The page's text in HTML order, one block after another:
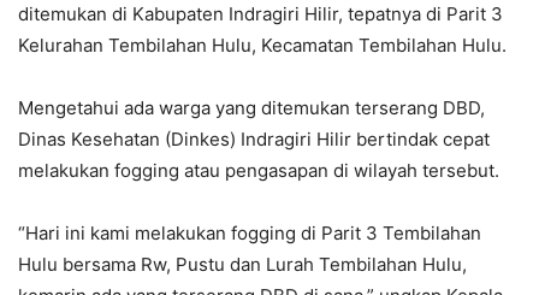
ditemukan di Kabupaten Indragiri Hilir, tepatnya di Parit 3
Kelurahan Tembilahan Hulu, Kecamatan Tembilahan Hulu.
Mengetahui ada warga yang ditemukan terserang DBD,
Dinas Kesehatan (Dinkes) Indragiri Hilir bertindak cepat
melakukan fogging atau pengasapan di wilayah tersebut.
“Hari ini kami melakukan fogging di Parit 3 Tembilahan
Hulu bersama Rw, Pustu dan Lurah Tembilahan Hulu,